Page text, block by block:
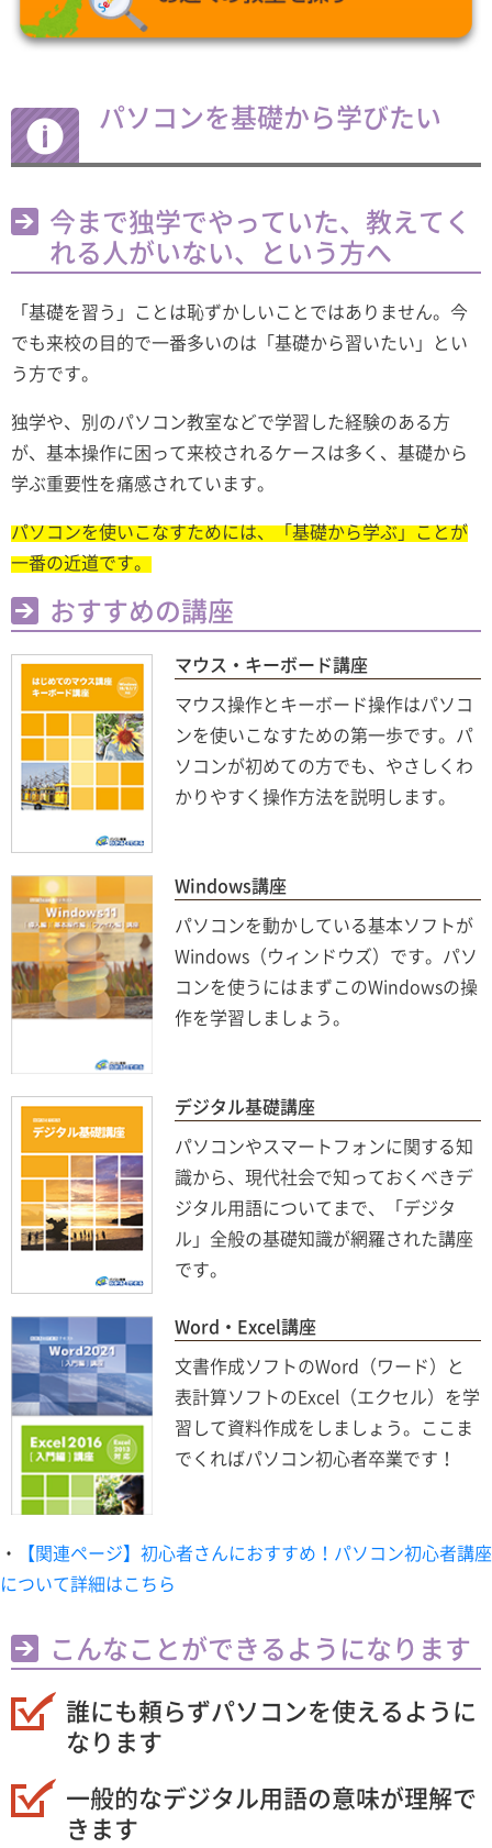
パソコンを基礎から学びたい
今まで独学でやっていた、教えてく
れる人がいない、という方へ
「基礎を習う」ことは恥ずかしいことではありません。今
でも来校の目的で一番多いのは「基礎から習いたい」とい
う方です。
独学や、別のパソコン教室などで学習した経験のある方
が、基本操作に困って来校されるケースは多く、基礎から
学ぶ重要性を痛感されています。
パソコンを使いこなすためには、「基礎から学ぶ」ことが
一番の近道です。
おすすめの講座
マウス・キーボード講座
マウス操作とキーボード操作はパソコ
ンを使いこなすための第一歩です。パ
ソコンが初めての方でも、やさしくわ
かりやすく操作方法を説明します。
Windows講座
パソコンを動かしている基本ソフトが
Windows（ウィンドウズ）です。パソ
コンを使うにはまずこのWindowsの操
作を学習しましょう。
デジタル基礎講座
パソコンやスマートフォンに関する知
識から、現代社会で知っておくべきデ
ジタル用語についてまで、「デジタ
ル」全般の基礎知識が網羅された講座
です。
Word・Excel講座
文書作成ソフトのWord（ワード）と
表計算ソフトのExcel（エクセル）を学
習して資料作成をしましょう。ここま
でくればパソコン初心者卒業です！
・
【関連ページ】初心者さんにおすすめ！パソコン初心者講座
について詳細はこちら
こんなことができるようになります
誰にも頼らずパソコンを使えるように
なります
一般的なデジタル用語の意味が理解で
きます